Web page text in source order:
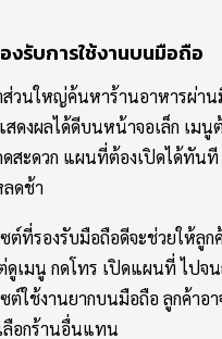
องรับการใช้งานบนมือถือ
ส่วนใหญ่ค้นหาร้านอาหารผ่าน
สดงผลได้ดีบนหน้าจอเล็ก เมนู
ดสะดวก แผนที่ต้องเปิดได้ทัน
ดช้า
ซต์ที่รองรับมือถือดีจะช่วยให้ลูก
ดูเมนู กดโทร เปิดแผนที่ ไปจน
ซต์ใช้งานยากบนมือถือ ลูกค้าอา
ลือกร้านอื่นแทน